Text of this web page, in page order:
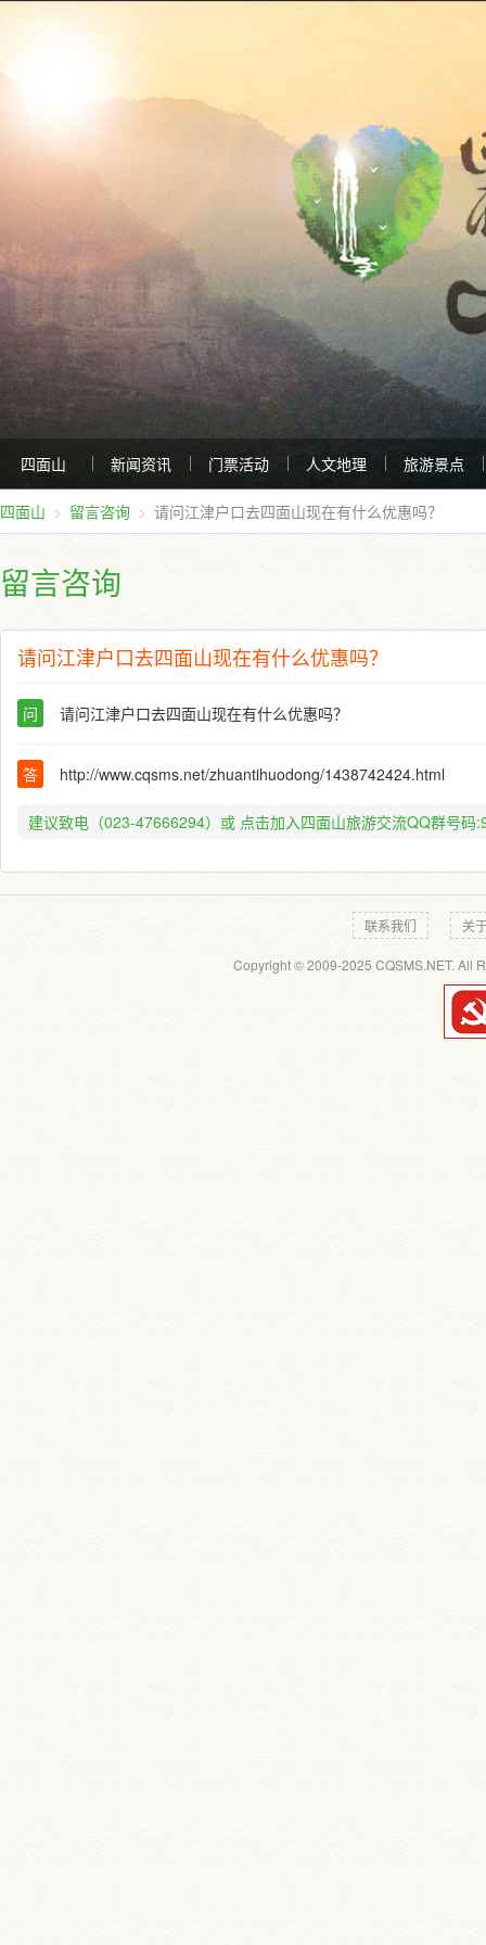
四面山 新闻资讯 门票活动 人文地理 旅游景点
四面山 留言咨询 请问江津户口去四面山现在有什么优惠吗？
留言咨询
请问江津户口去四面山现在有什么优惠吗？
问 请问江津户口去四面山现在有什么优惠吗？
答 http://www.cqsms.net/zhuantihuodong/1438742424.html
建议致电（023-47666294）或 点击加入四面山旅游交流QQ群号码
联系我们 关
Copyright © 2009-2025 CQSMS.NET. All